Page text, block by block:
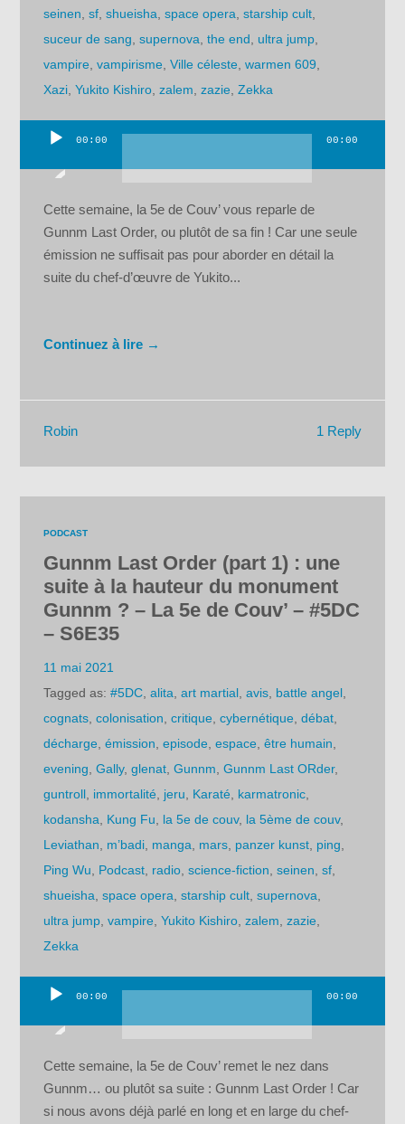
seinen ,sf ,shueisha ,space opera ,starship cult
suceur de sang ,supernova ,the end ultra jump
vampire ,vampirisme ,Ville céleste ,warmen 609
Xazi ,Yukito Kishiro ,zalem ,zazie ,Zekka
00:00 00:00
Cette semaine, la 5e de Couv’ vous reparle de
Gunnm Last Order, ou plutôt de sa fin ! Car une seule
émission ne suffisait pas pour aborder en détail la
suite du chef-d’œuvre de Yukito...
Continuez à lire →
1 Reply
Robin
PODCAST
Gunnm Last Order (part 1) : une
suite à la hauteur du monument
Gunnm ? – La 5e de Couv’ – #5DC
– S6E35
11 mai 2021
Tagged as:#5DC ,alita ,art martial ,avis battle angel
cognats ,colonisation ,critique ,cybernétique ,débat
décharge ,émission ,episode ,espace ,être humain
evening ,Gally,glenat ,Gunnm ,Gunnm Last ORder,
guntroll immortalité jeru Karaté karmatronic
kodansha
Kung Fu la 5e de couv, la 5ème de couv,
Leviathan
m’badi manga mars panzer kunst ping
Ping Wu
Podcast radio ,science-fiction ,seinen ,sf
shueisha ,space opera ,starship cult ,supernova
ultra jump ,vampire ,Yukito Kishiro ,zalem ,zazie
Zekka
00:00 00:00
Cette semaine, la 5e de Couv’ remet le nez dans
Gunnm… ou plutôt sa suite : Gunnm Last Order ! Car
si nous avons déjà parlé en long et en large du chef-